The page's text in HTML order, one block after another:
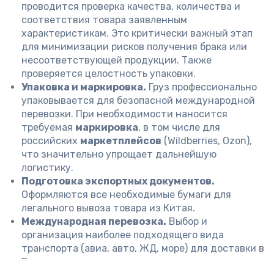
проводится проверка качества, количества и
соответствия товара заявленным
характеристикам. Это критически важный этап
для минимизации рисков получения брака или
несоответствующей продукции. Также
проверяется целостность упаковки.
Упаковка и маркировка. Груз профессионально
упаковывается для безопасной международной
перевозки. При необходимости наносится
требуемая маркировка, в том числе для
российских маркетплейсов (Wildberries, Ozon),
что значительно упрощает дальнейшую
логистику.
Подготовка экспортных документов.
Оформляются все необходимые бумаги для
легального вывоза товара из Китая.
Международная перевозка. Выбор и
организация наиболее подходящего вида
транспорта (авиа, авто, ЖД, море) для доставки в